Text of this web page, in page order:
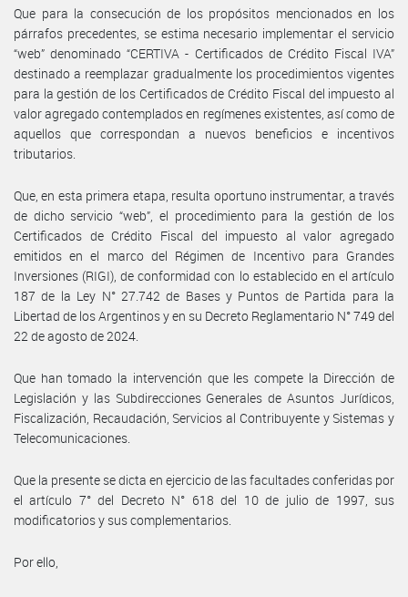
Que para la consecución de los propósitos mencionados en los
párrafos precedentes, se estima necesario implementar el servicio
“web” denominado “CERTIVA - Certificados de Crédito Fiscal IVA”
destinado a reemplazar gradualmente los procedimientos vigentes
para la gestión de los Certificados de Crédito Fiscal del impuesto al
valor agregado contemplados en regímenes existentes, así como de
aquellos que correspondan a nuevos beneficios e incentivos
tributarios.
Que, en esta primera etapa, resulta oportuno instrumentar, a través
de dicho servicio “web”, el procedimiento para la gestión de los
Certificados de Crédito Fiscal del impuesto al valor agregado
emitidos en el marco del Régimen de Incentivo para Grandes
Inversiones (RIGI), de conformidad con lo establecido en el artículo
187 de la Ley N° 27.742 de Bases y Puntos de Partida para la
Libertad de los Argentinos y en su Decreto Reglamentario N° 749 del
22 de agosto de 2024.
Que han tomado la intervención que les compete la Dirección de
Legislación y las Subdirecciones Generales de Asuntos Jurídicos,
Fiscalización, Recaudación, Servicios al Contribuyente y Sistemas y
Telecomunicaciones.
Que la presente se dicta en ejercicio de las facultades conferidas por
el artículo 7° del Decreto N° 618 del 10 de julio de 1997, sus
modificatorios y sus complementarios.
Por ello,